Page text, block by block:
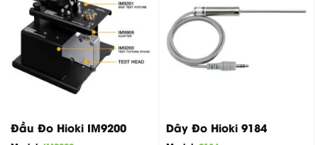
Đầu Đo Hioki IM9200 Dây Đo Hioki 9184